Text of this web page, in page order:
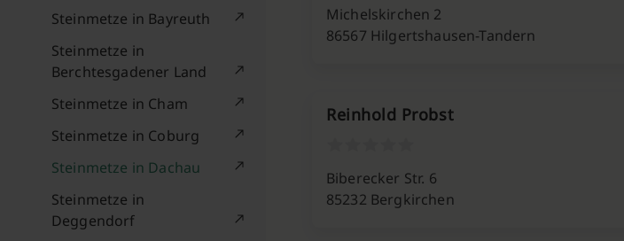
Steinmetze in Bayreuth
Steinmetze in
Berchtesgadener Land
Steinmetze in Cham
Steinmetze in Coburg
Steinmetze in Dachau
Steinmetze in
Deggendorf
Michelskirchen 2
86567 Hilgertshausen-Tandern
Reinhold Probst
Biberecker Str. 6
85232 Bergkirchen